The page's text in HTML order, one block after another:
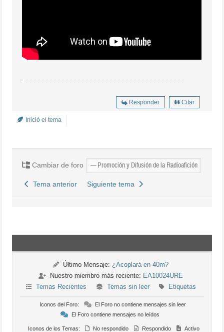
Responder Citar
Inició el tema
Cambiar de foro
Tema anterior Siguiente tema
Último Mensaje: ¿Acoplará en 40m?
Nuestro miembro más reciente: EA10024URE
Temas Recientes
Temas sin leer Etiquetas
Iconos del Foro:
El Foro no contiene mensajes sin leer
El Foro contiene mensajes no leídos
Iconos de los Temas: No respondido Respondido
Activo